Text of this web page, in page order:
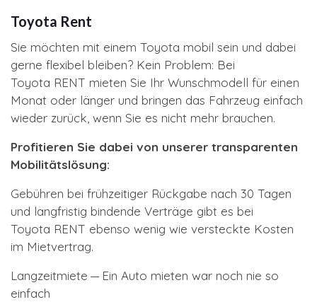
Toyota Rent
Sie möchten mit einem Toyota mobil sein und dabei
gerne flexibel bleiben? Kein Problem: Bei
Toyota RENT mieten Sie Ihr Wunschmodell für einen
Monat oder länger und bringen das Fahrzeug einfach
wieder zurück, wenn Sie es nicht mehr brauchen.
Profitieren Sie dabei von unserer transparenten
Mobilitätslösung:
Gebühren bei frühzeitiger Rückgabe nach 30 Tagen
und langfristig bindende Verträge gibt es bei
Toyota RENT ebenso wenig wie versteckte Kosten
im Mietvertrag.
Langzeitmiete — Ein Auto mieten war noch nie so
einfach